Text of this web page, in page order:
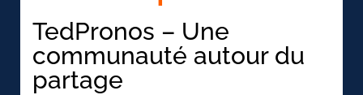
TedPronos – Une
communauté autour du
partage